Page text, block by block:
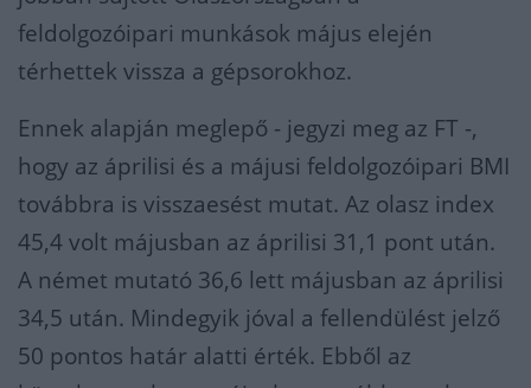
feldolgozóipari munkások május elején
térhettek vissza a gépsorokhoz.
Ennek alapján meglepő - jegyzi meg az FT -,
hogy az áprilisi és a májusi feldolgozóipari BMI
továbbra is visszaesést mutat. Az olasz index
45,4 volt májusban az áprilisi 31,1 pont után.
A német mutató 36,6 lett májusban az áprilisi
34,5 után. Mindegyik jóval a fellendülést jelző
50 pontos határ alatti érték. Ebből az